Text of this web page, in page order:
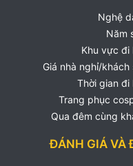
Nghệ
Năm
Khu vực đi
Giá nhà nghỉ/khách
Thời gian đi
Trang phục
Qua đêm cùng
ĐÁNH GIÁ VÀ